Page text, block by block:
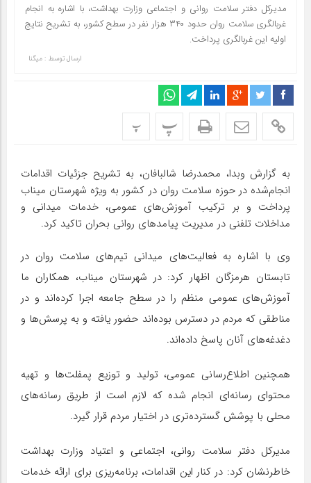
مدیرکل دفتر سلامت روانی و اجتماعی وزارت بهداشت، با اشاره به انجام
غربالگری سلامت روان حدود ۳۴۰ هزار نفر در سطح کشور، به تشریح نتایج
اولیه این غربالگری پرداخت.
ارسال توسط : میگنا
پ پ
به گزارش وبدا، محمدرضا شالبافان، به تشریح جزئیات اقدامات
انجام‌شده در حوزه سلامت روان در کشور به ویژه شهرستان میناب
پرداخت و بر ترکیب آموزش‌های عمومی، خدمات میدانی و
مداخلات تلفنی در مدیریت پیامدهای روانی بحران تاکید کرد.
وی با اشاره به فعالیت‌های میدانی تیم‌های سلامت روان در
تابستان هرمزگان اظهار کرد: در شهرستان میناب، همکاران ما
آموزش‌های عمومی منظم را در سطح جامعه اجرا کرده‌اند و در
مناطقی که مردم در دسترس بوده‌اند حضور یافته و به پرسش‌ها و
دغدغه‌های آنان پاسخ داده‌اند.
همچنین اطلاع‌رسانی عمومی، تولید و توزیع پمفلت‌ها و تهیه
محتوای رسانه‌ای انجام شده که لازم است از طریق رسانه‌های
محلی با پوشش گسترده‌تری در اختیار مردم قرار گیرد.
مدیرکل دفتر سلامت روانی، اجتماعی و اعتیاد وزارت بهداشت
خاطرنشان کرد: در کنار این اقدامات، برنامه‌ریزی برای ارائه خدمات